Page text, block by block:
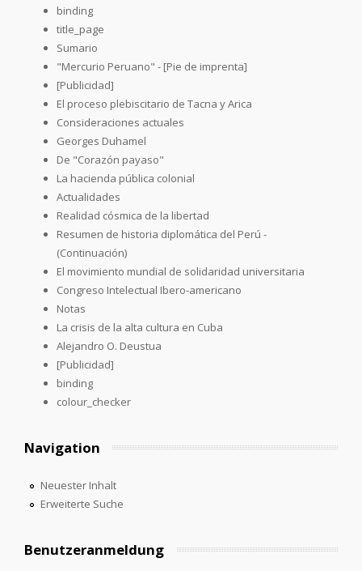
binding
title_page
Sumario
"Mercurio Peruano" - [Pie de imprenta]
[Publicidad]
El proceso plebiscitario de Tacna y Arica
Consideraciones actuales
Georges Duhamel
De "Corazón payaso"
La hacienda pública colonial
Actualidades
Realidad cósmica de la libertad
Resumen de historia diplomática del Perú -
(Continuación)
El movimiento mundial de solidaridad universitaria
Congreso Intelectual Ibero-americano
Notas
La crisis de la alta cultura en Cuba
Alejandro O. Deustua
[Publicidad]
binding
colour_checker
Navigation
Neuester Inhalt
Erweiterte Suche
Benutzeranmeldung